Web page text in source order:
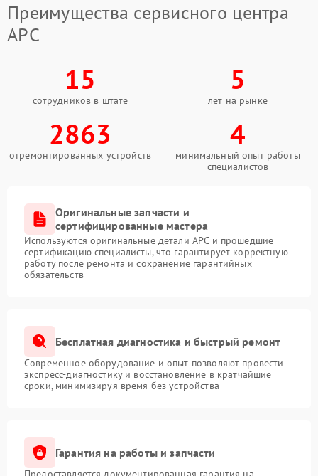
Преимущества сервисного центра
APC
15
сотрудников в штате
5
лет на рынке
2863
отремонтированных устройств
4
минимальный опыт работы
специалистов
Оригинальные запчасти и
сертифицированные мастера
Используются оригинальные детали APC и прошедшие
сертификацию специалисты, что гарантирует корректную
работу после ремонта и сохранение гарантийных
обязательств
Бесплатная диагностика и быстрый ремонт
Современное оборудование и опыт позволяют провести
экспресс-диагностику и восстановление в кратчайшие
сроки, минимизируя время без устройства
Гарантия на работы и запчасти